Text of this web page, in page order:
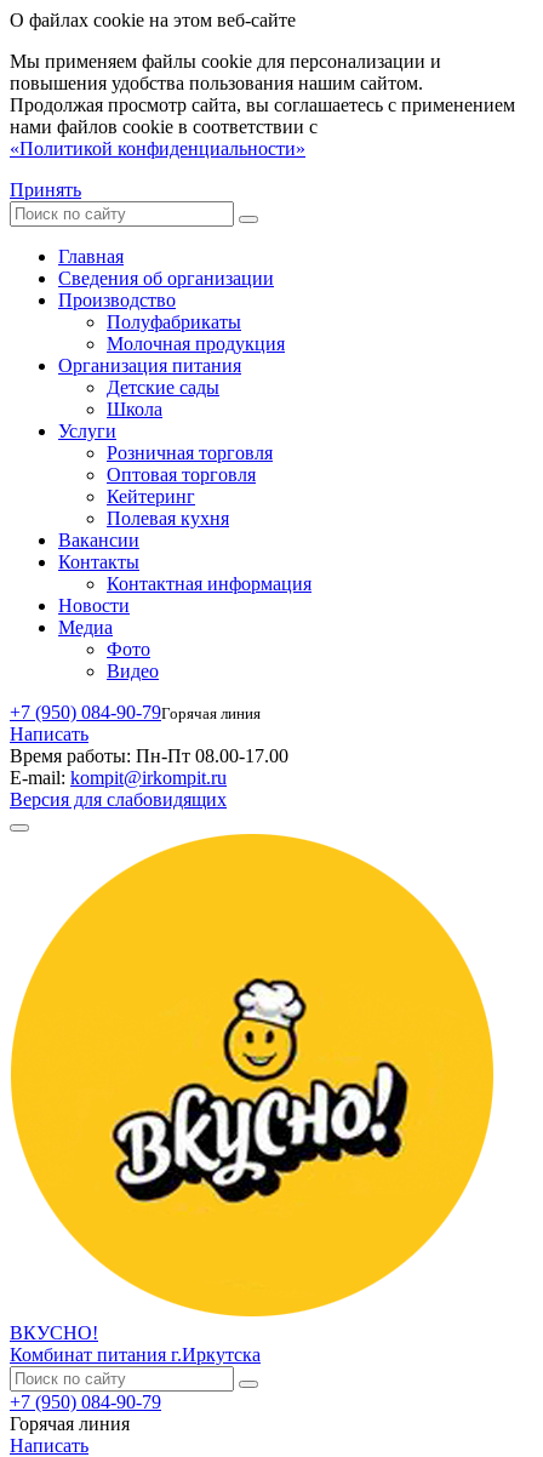
О файлах cookie на этом веб-сайте
Мы применяем файлы cookie для персонализации и
повышения удобства пользования нашим сайтом.
Продолжая просмотр сайта, вы соглашаетесь с применением
нами файлов cookie в соответствии с
«Политикой конфиденциальности»
Принять
Главная
Сведения об организации
Производство
Полуфабрикаты
Молочная продукция
Организация питания
Детские сады
Школа
Услуги
Розничная торговля
Оптовая торговля
Кейтеринг
Полевая кухня
Вакансии
Контакты
Контактная информация
Новости
Медиа
Фото
Видео
+7 (950) 084-90-79Горячая линия
Написать
Время работы: Пн-Пт 08.00-17.00
E-mail: kompit@irkompit.ru
Версия для слабовидящих
ВКУСНО!
Комбинат питания г.Иркутска
+7 (950) 084-90-79
Горячая линия
Написать